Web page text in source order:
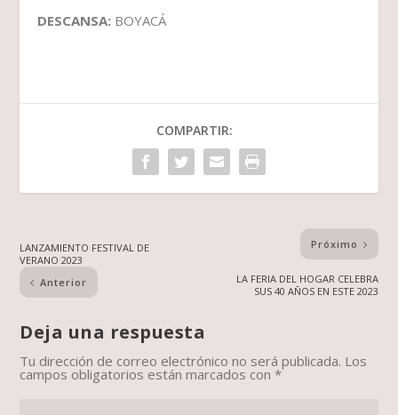
DESCANSA: BOYACÁ
COMPARTIR:
LANZAMIENTO FESTIVAL DE
VERANO 2023
Anterior
Próximo
LA FERIA DEL HOGAR CELEBRA
SUS 40 AÑOS EN ESTE 2023
Deja una respuesta
Tu dirección de correo electrónico no será publicada. Los
campos obligatorios están marcados con*